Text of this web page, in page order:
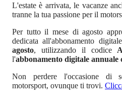
L'estate è arrivata, le vacanze
tranne la tua passione per il
Per tutto il mese di agosto
dedicata all'abbonamento
agosto, utilizzando il codice
l'abbonamento digitale annuale
Non perdere l'occasione di
motorsport, ovunque ti trovi.